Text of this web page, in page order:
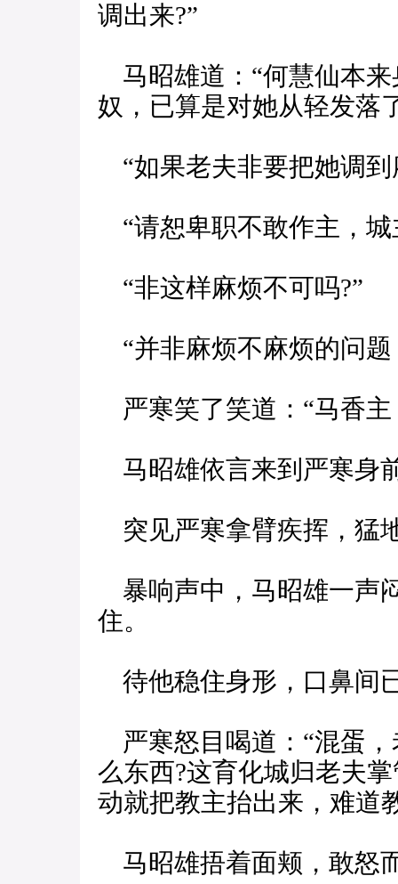
调出来?”
马昭雄道：“何慧仙本
奴，已算是对她从轻发落
“如果老夫非要把她调到
“请恕卑职不敢作主，城
“非这样麻烦不可吗?”
“并非麻烦不麻烦的问题
严寒笑了笑道：“马香主
马昭雄依言来到严寒身
突见严寒拿臂疾挥，猛
暴响声中，马昭雄一声
住。
待他稳住身形，口鼻间
严寒怒目喝道：“混蛋，
么东西?这育化城归老夫
动就把教主抬出来，难道
马昭雄捂着面颊，敢怒